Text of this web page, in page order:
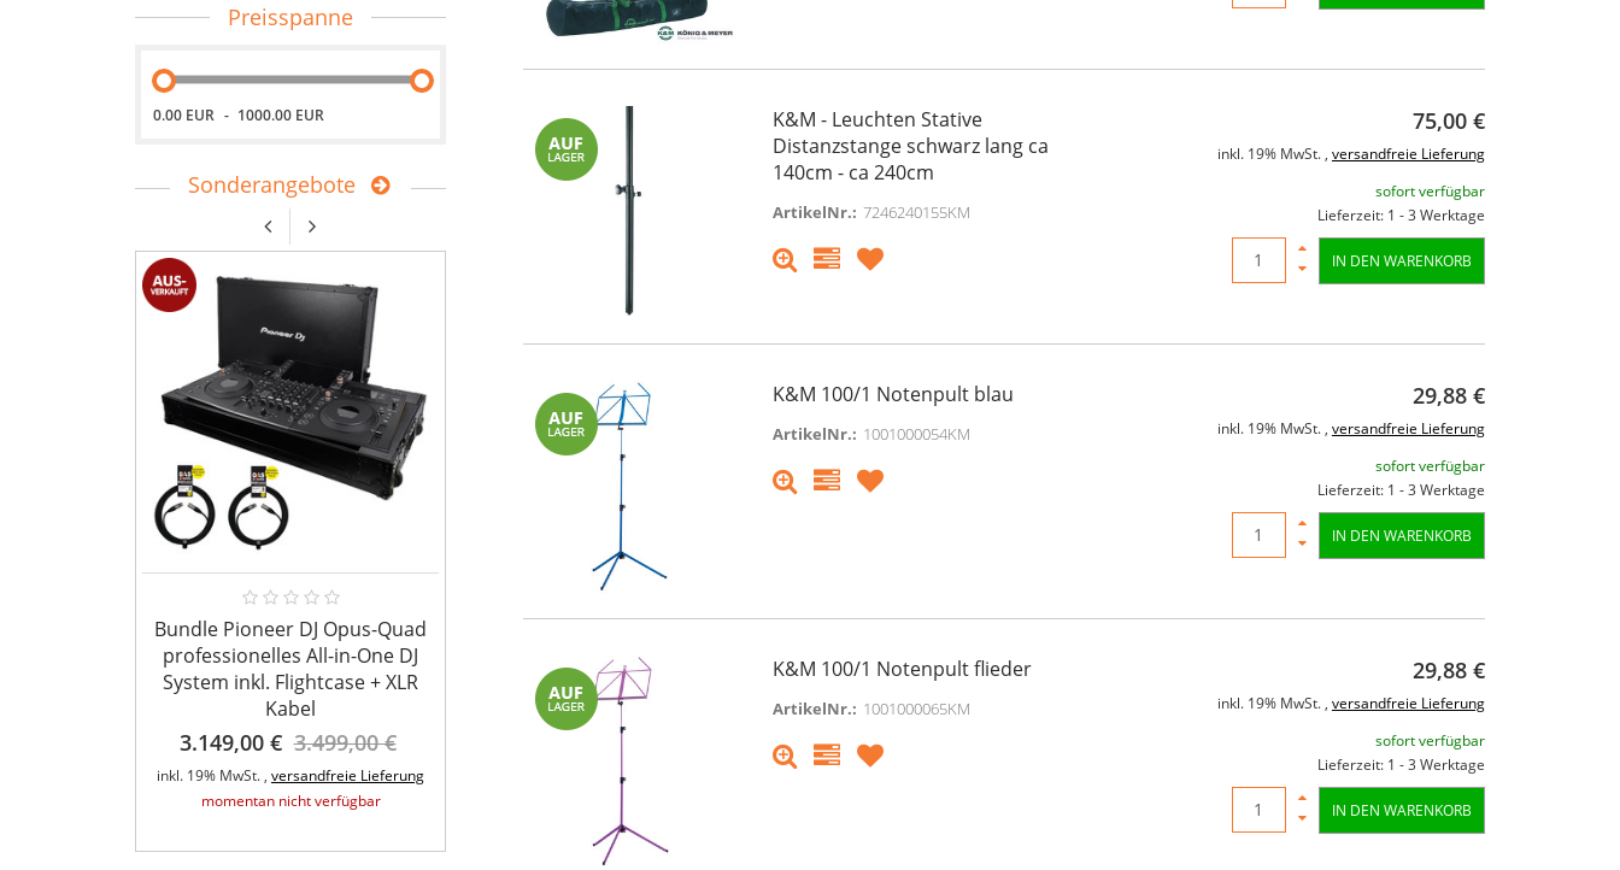
K&M - Leuchten Stative
Distanzstange schwarz lang ca
140cm - ca 240cm
ArtikelNr.: 7246240155KM
75,00 €
inkl. 19% MwSt. , versandfreie Lieferung
sofort verfügbar
Lieferzeit: 1 - 3 Werktage
IN DEN WARENKORB
K&M 100/1 Notenpult blau
ArtikelNr.: 1001000054KM
29,88 €
inkl. 19% MwSt. , versandfreie Lieferung
sofort verfügbar
Lieferzeit: 1 - 3 Werktage
IN DEN WARENKORB
K&M 100/1 Notenpult flieder
ArtikelNr.: 1001000065KM
29,88 €
inkl. 19% MwSt. , versandfreie Lieferung
sofort verfügbar
Lieferzeit: 1 - 3 Werktage
IN DEN WARENKORB
Preisspanne
0.00 EUR 1000.00 EUR
Sonderangebote
Bundle Pioneer DJ Opus-Quad
professionelles All-in-One DJ
System inkl. Flightcase + XLR
Kabel
3.149,00 € 3.499,00 €
inkl. 19% MwSt. , versandfreie Lieferung
momentan nicht verfügbar
Q4
versandfreie Lieferung
Lieferzeit: 1 - 3 Werktage
Fullrangelautsprecher 1400
Watt 15"/1.4" FIR-Phase
899,00 € 199,00 €
versandfreie Lieferung
momentan nicht verfügbar